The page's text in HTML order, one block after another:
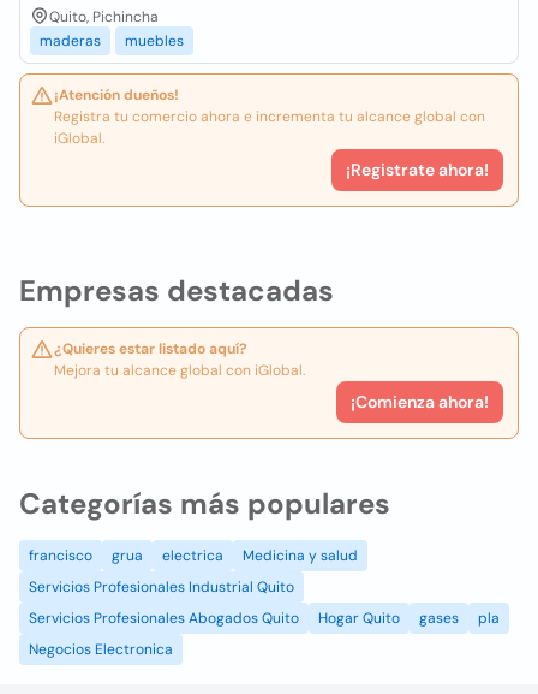
Empresas destacadas
¿Quieres estar listado aquí?
Mejora tu alcance global con iGlobal.
¡Comienza ahora!
Quito, Pichincha
maderas
muebles
¡Atención dueños!
Registra tu comercio ahora e incrementa tu alcance global con
iGlobal.
¡Registrate ahora!
Categorías más populares
francisco grua electrica
Medicina y salud
Servicios Profesionales Industrial Quito
Servicios Profesionales Abogados Quito
Hogar Quito gases
pla
Negocios Electronica